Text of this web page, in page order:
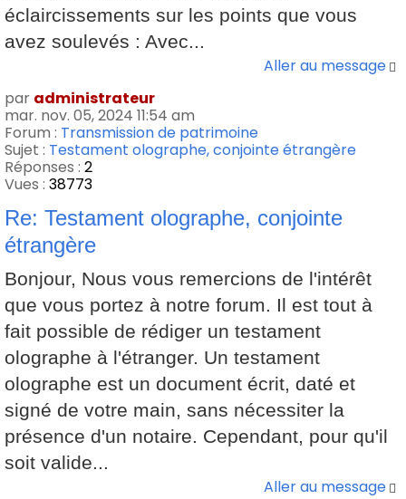
éclaircissements sur les points que vous
avez soulevés : Avec...
Aller au message
par administrateur
mar. nov. 05, 2024 11:54 am
Forum : Transmission de patrimoine
Sujet : Testament olographe, conjointe étrangère
Réponses : 2
Vues : 38773
Re: Testament olographe, conjointe
étrangère
Bonjour, Nous vous remercions de l'intérêt
que vous portez à notre forum. Il est tout à
fait possible de rédiger un testament
olographe à l'étranger. Un testament
olographe est un document écrit, daté et
signé de votre main, sans nécessiter la
présence d'un notaire. Cependant, pour qu'il
soit valide...
Aller au message